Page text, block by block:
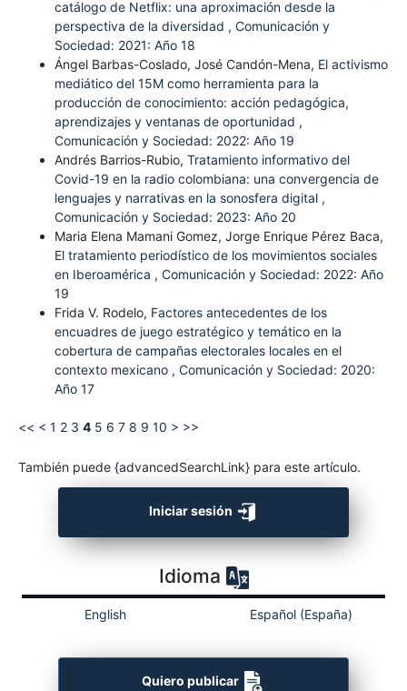
catálogo de Netflix: una aproximación desde la
perspectiva de la diversidad , Comunicación y
Sociedad: 2021: Año 18
Ángel Barbas-Coslado, José Candón-Mena, El activismo
mediático del 15M como herramienta para la
producción de conocimiento: acción pedagógica,
aprendizajes y ventanas de oportunidad ,
Comunicación y Sociedad: 2022: Año 19
Andrés Barrios-Rubio, Tratamiento informativo del
Covid-19 en la radio colombiana: una convergencia de
lenguajes y narrativas en la sonosfera digital ,
Comunicación y Sociedad: 2023: Año 20
Maria Elena Mamani Gomez, Jorge Enrique Pérez Baca,
El tratamiento periodístico de los movimientos sociales
en Iberoamérica , Comunicación y Sociedad: 2022: Año
19
Frida V. Rodelo, Factores antecedentes de los
encuadres de juego estratégico y temático en la
cobertura de campañas electorales locales en el
contexto mexicano , Comunicación y Sociedad: 2020:
Año 17
<< < 1 2 3 4 5 6 7 8 9 10 > >>
También puede {advancedSearchLink} para este artículo.
Iniciar sesión
Idioma
English Español (España)
Quiero publicar